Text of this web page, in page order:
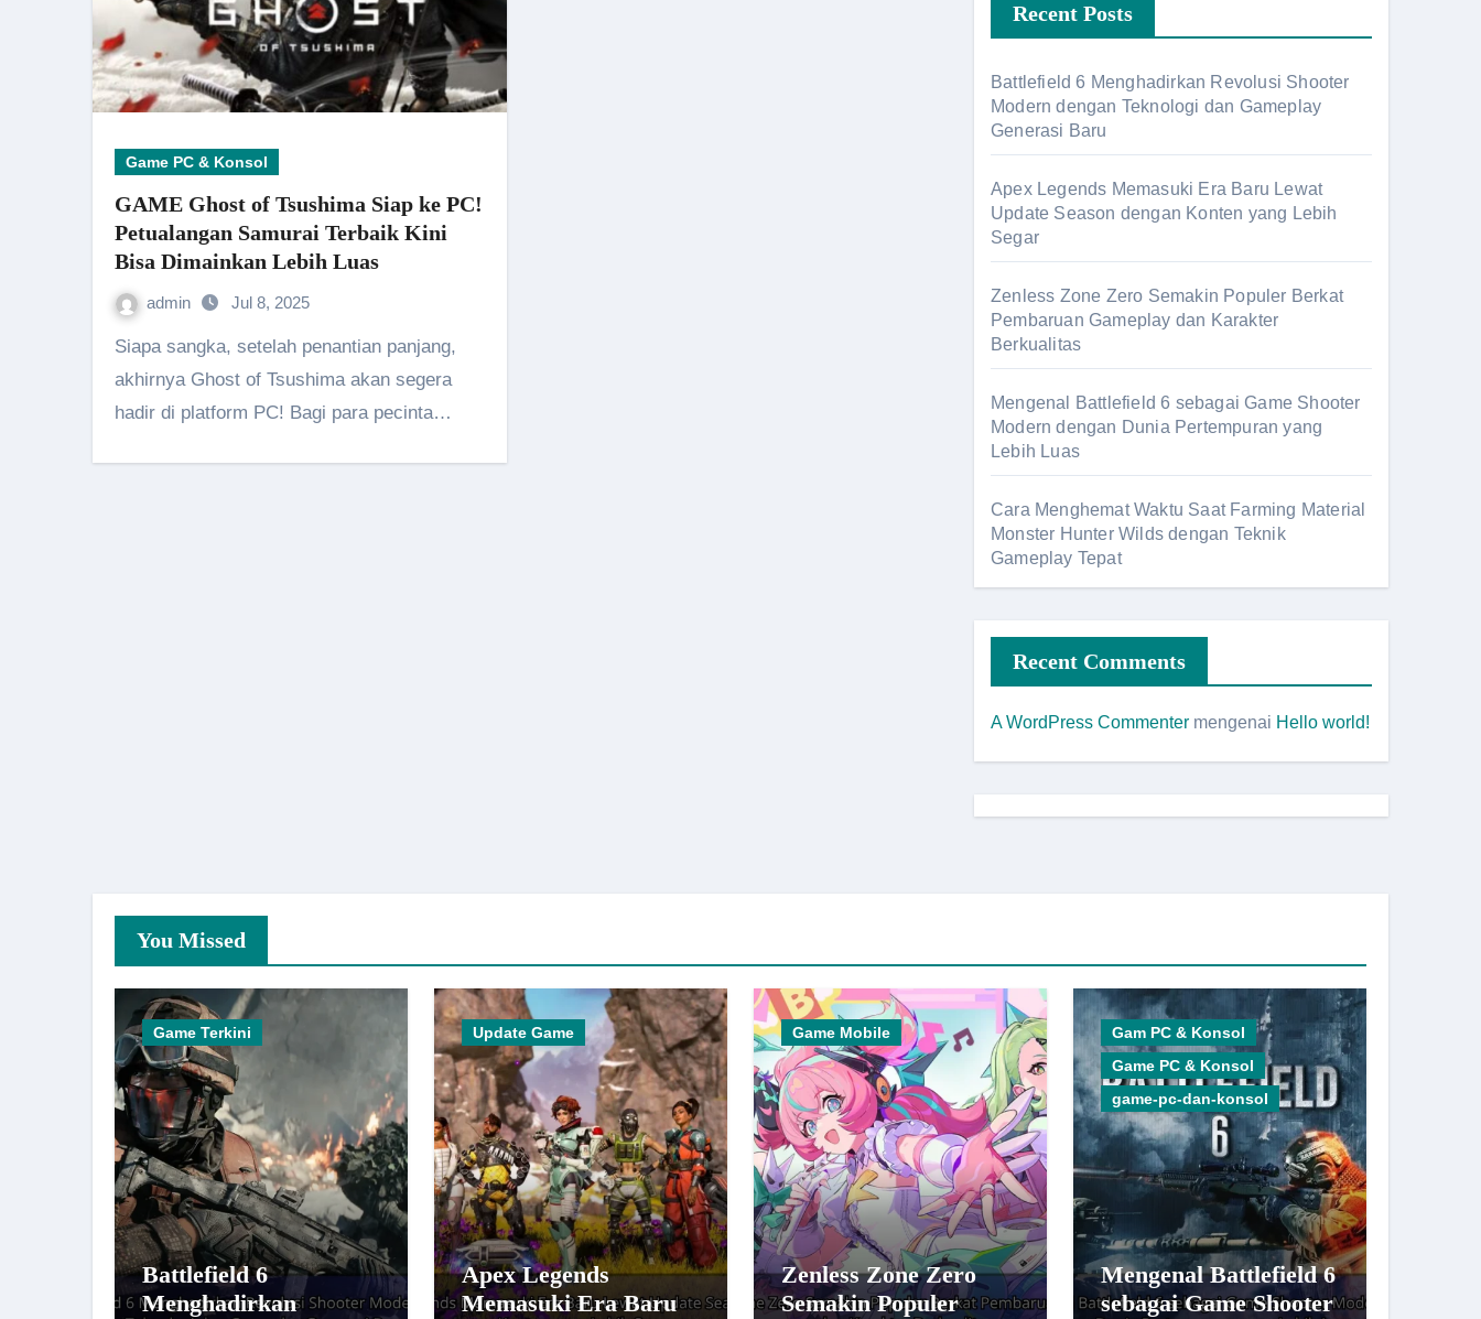
Game PC & Konsol
GAME Ghost of Tsushima Siap ke PC!
Petualangan Samurai Terbaik Kini
Bisa Dimainkan Lebih Luas
admin Jul 8, 2025
Siapa sangka, setelah penantian panjang,
akhirnya Ghost of Tsushima akan segera
hadir di platform PC! Bagi para pecinta…
Recent Posts
Battlefield 6 Menghadirkan Revolusi Shooter
Modern dengan Teknologi dan Gameplay
Generasi Baru
Apex Legends Memasuki Era Baru Lewat
Update Season dengan Konten yang Lebih
Segar
Zenless Zone Zero Semakin Populer Berkat
Pembaruan Gameplay dan Karakter
Berkualitas
Mengenal Battlefield 6 sebagai Game Shooter
Modern dengan Dunia Pertempuran yang
Lebih Luas
Cara Menghemat Waktu Saat Farming Material
Monster Hunter Wilds dengan Teknik
Gameplay Tepat
Recent Comments
A WordPress Commenter mengenai Hello world!
You Missed
Game Terkini
Battlefield 6
Menghadirkan
Update Game
Apex Legends
Memasuki Era Baru
Game Mobile
Zenless Zone Zero
Semakin Populer
Gam PC & Konsol
Game PC & Konsol
game-pc-dan-konsol
Mengenal Battlefield 6
sebagai Game Shooter